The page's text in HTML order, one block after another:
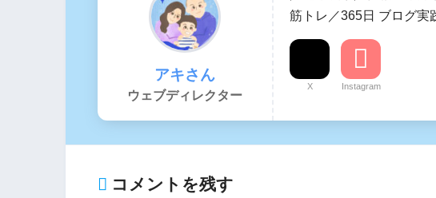
アキさん
ウェブディレクター
筋トレ／365日 ブログ実
X Instagram
コメントを残す